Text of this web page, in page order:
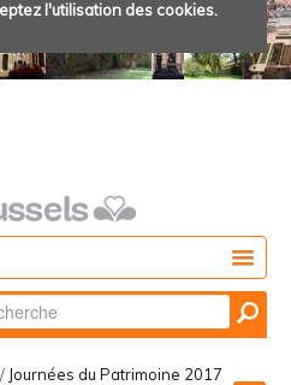
l'utilisation des cookies.
par
/ Journées du Patrimoine 2017